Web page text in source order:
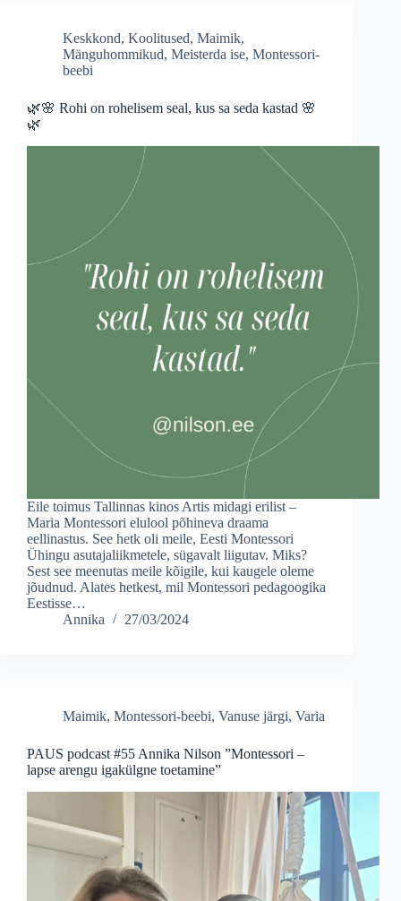
Keskkond, Koolitused, Maimik,
Mänguhommikud, Meisterda ise, Montessori-
beebi
🌿🌸 Rohi on rohelisem seal, kus sa seda kastad 🌸
🌿
Eile toimus Tallinnas kinos Artis midagi erilist –
Maria Montessori elulool põhineva draama
eellinastus. See hetk oli meile, Eesti Montessori
Ühingu asutajaliikmetele, sügavalt liigutav. Miks?
Sest see meenutas meile kõigile, kui kaugele oleme
jõudnud. Alates hetkest, mil Montessori pedagoogika
Eestisse…
Annika
27/03/2024
Maimik, Montessori-beebi, Vanuse järgi, Varia
PAUS podcast #55 Annika Nilson ”Montessori –
lapse arengu igakülgne toetamine”